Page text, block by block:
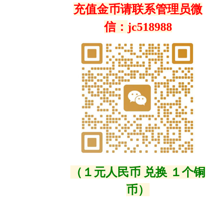
充值金币请联系管理员微
信： jc518988
（１元人民币 兑换 １个铜
币）